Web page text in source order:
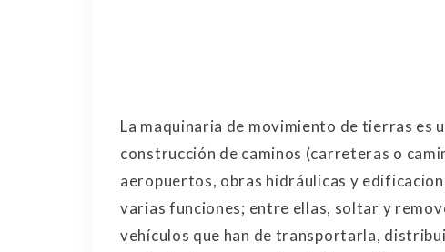
La maquinaria de movimiento de tierras es
construcción de caminos (carreteras o
aeropuertos, obras hidráulicas y
varias funciones; entre ellas, soltar y
vehículos que han de transportarla,